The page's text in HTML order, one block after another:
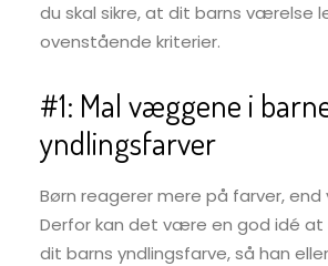
du skal sikre, at dit barns værelse
ovenstående kriterier.
#1: Mal væggene i
yndlingsfarver
Børn reagerer mere på farver, end
Derfor kan det være en god idé at
dit barns yndlingsfarve, så han